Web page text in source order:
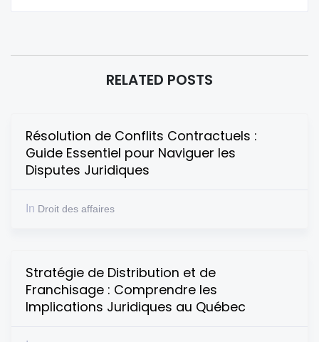
RELATED POSTS
Résolution de Conflits Contractuels :
Guide Essentiel pour Naviguer les
Disputes Juridiques
In Droit des affaires
Stratégie de Distribution et de
Franchisage : Comprendre les
Implications Juridiques au Québec